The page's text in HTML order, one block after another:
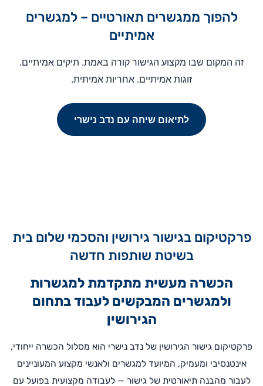
להפוך ממגשרים תאורטיים – למגשרים
אמיתיים
זה המקום שבו מקצוע הגישור קורה באמת. תיקים אמיתיים.
זוגות אמיתיים. אחריות אמיתית.
לתיאום שיחה עם נדב נישרי
פרקטיקום בגישור גירושין והסכמי שלום בית
בשיטת שותפות חדשה
הכשרה מעשית מתקדמת למגשרות
ולמגשרים המבקשים לעבוד בתחום
הגירושין
פרקטיקום גישור הגירושין של נדב נישרי הוא מסלול הכשרה ייחודי,
אינטנסיבי ומעמיק, המיועד למגשרים ולאנשי מקצוע המעוניינים
לעבור מהבנה תיאורטית של גישור — לעבודה מקצועית בפועל עם